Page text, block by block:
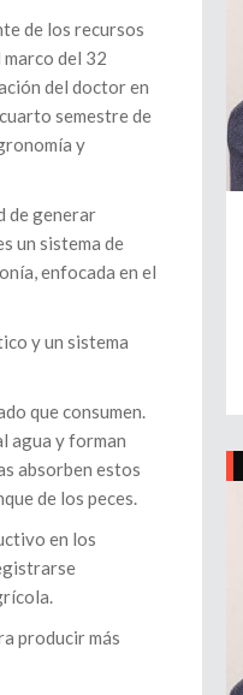
de los recursos
del 32
del doctor en
semestre de
y
de generar
un sistema de
enfocada en el
y un sistema
que consumen.
agua y forman
absorben estos
de los peces.
en los
producir más